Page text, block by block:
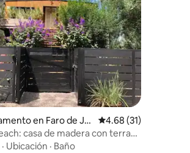
4.94 de 5; 63 evaluaciones
en Faro de Jo
Calificación
4.68 (31)
casa de madera con terraza
· Ubicación · Baño